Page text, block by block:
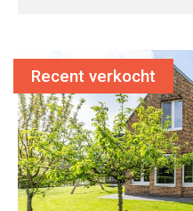
Recent verkocht